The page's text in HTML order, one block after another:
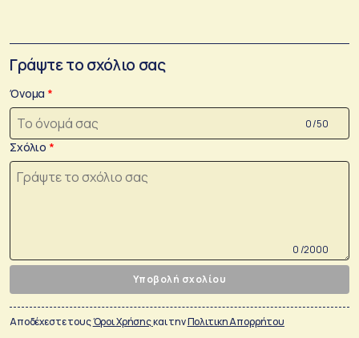
Γράψτε το σχόλιο σας
Όνομα
0 /50
Σχόλιο
0 /2000
Υποβολή σχολίου
Αποδέχεστε τουςΌροι Χρήσηςκαι τηνΠολιτικη Απορρήτου